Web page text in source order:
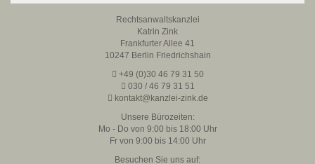
Rechtsanwaltskanzlei
Katrin Zink
Frankfurter Allee 41
10247 Berlin Friedrichshain
+49 (0)30 46 79 31 50
030 / 46 79 31 51
kontakt@kanzlei-zink.de
Unsere Bürozeiten:
Mo - Do von 9:00 bis 18:00 Uhr
Fr von 9:00 bis 14:00 Uhr
Besuchen Sie uns auf: